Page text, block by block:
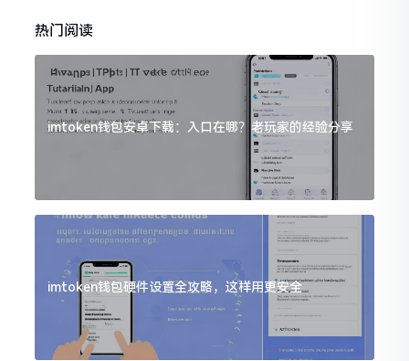
热门阅读
imtoken钱包安卓下载：入口在哪？老玩家的经验分享
imtoken钱包硬件设置全攻略，这样用更安全